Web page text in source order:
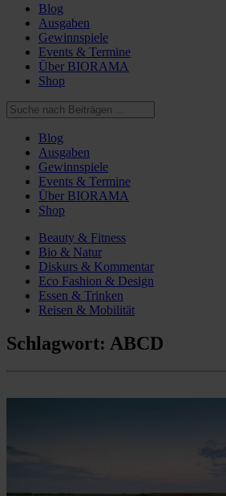
Blog
Ausgaben
Gewinnspiele
Events & Termine
Über BIORAMA
Shop
Blog
Ausgaben
Gewinnspiele
Events & Termine
Über BIORAMA
Shop
Beauty & Fitness
Bio & Natur
Diskurs & Kommentar
Eco Fashion & Design
Essen & Trinken
Reisen & Mobilität
Schlagwort: ABCD